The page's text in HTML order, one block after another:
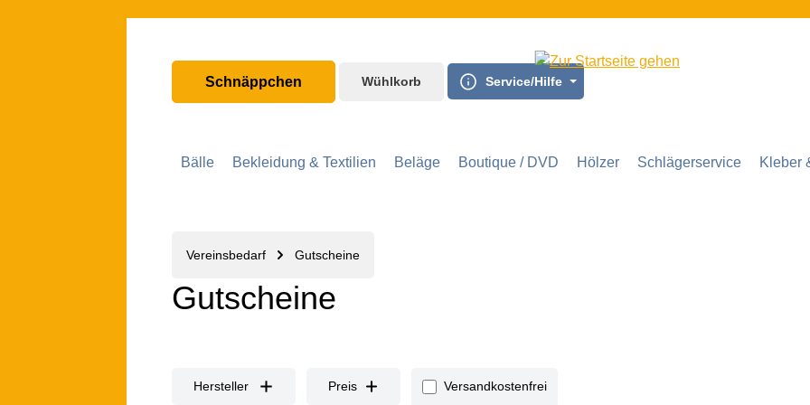
Schnäppchen Wühlkorb Service/Hilfe
Bälle Bekleidung & Textilien Beläge Boutique / DVD Hölzer Schlägerservice Kleber
Vereinsbedarf Gutscheine
Gutscheine
Hersteller Preis Filter hinzufügen: Versandkostenfrei
Versandkostenfrei